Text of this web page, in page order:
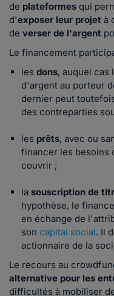
de plateformes qui
d'exposer leur projet à
de verser de l'argent
Le financement
les dons, auquel cas
d'argent au porteur
dernier peut
des contreparties
les prêts, avec ou
financer les besoins
couvrir ;
la souscription de
hypothèse, le
en échange de
son capital social. Il
actionnaire de la
Le recours au
alternative pour les
difficultés à mobiliser